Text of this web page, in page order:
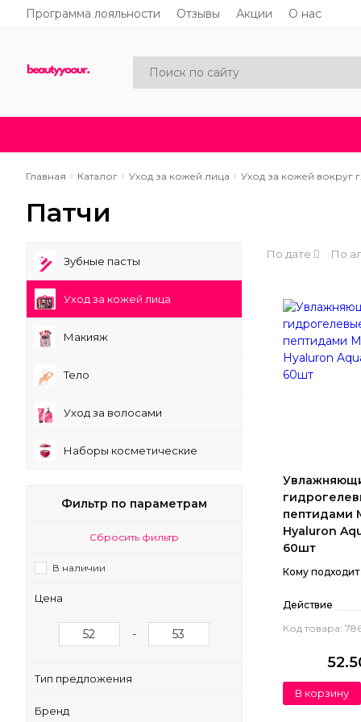
Программа лояльности Отзывы Акции О нас
Главная Каталог Уход за кожей лица Уход за кожей вокруг
Патчи
Зубные пасты
Уход за кожей лица
Макияж
Тело
Уход за волосами
Наборы косметические
Фильтр по параметрам
Сбросить фильтр
В наличии
Цена
-
Тип предложения
Бренд
По дате По
пептидами
Hyaluron
60шт
Кому подходит
Действие
Код товара:
В корзину